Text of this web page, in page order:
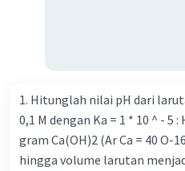
1. Hitunglah nilai pH dari larutan
0,1 M dengan Ka = 1 * 10 ^ - 5 : HCI 0,01 M 2. Sebanyak 0,37
gram Ca(OH)2 (Ar Ca = 40 O-
hingga volume larutan